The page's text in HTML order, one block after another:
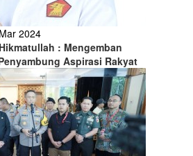
2024
: Mengemban
Aspirasi Rakyat